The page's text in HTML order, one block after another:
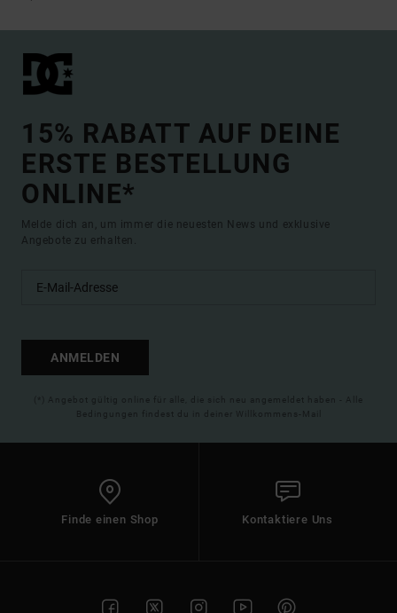
15% RABATT AUF DEINE
ERSTE BESTELLUNG
ONLINE*
Melde dich an, um immer die neuesten News und exklusive
Angebote zu erhalten.
ANMELDEN
(*) Angebot gültig online für alle, die sich neu angemeldet haben - Alle
Bedingungen findest du in deiner Willkommens-Mail
Finde einen Shop Kontaktiere Uns